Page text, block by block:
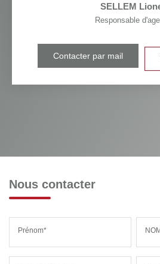
SELLEM
Responsable
Contacter par mail
Nous contacter
Prénom*